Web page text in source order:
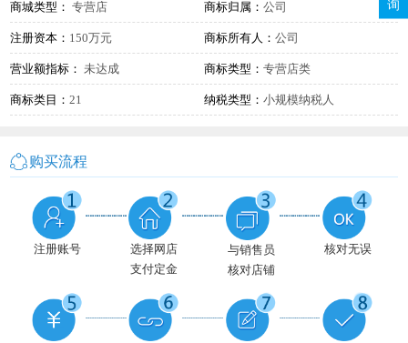
商城类型： 专营店 商标归属： 公司
注册资本： 150万元 商标所有人： 公司
营业额指标： 未达成 商标类型： 专营店类
商标类目：21 纳税类型： 小规模纳税人
购买流程
注册账号
选择网店
支付定金
与销售员
核对店铺
核对无误
询